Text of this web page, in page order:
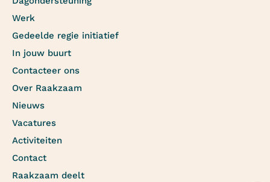
Werk
Gedeelde regie initiatief
In jouw buurt
Contacteer ons
Over Raakzaam
Nieuws
Vacatures
Activiteiten
Contact
Raakzaam deelt